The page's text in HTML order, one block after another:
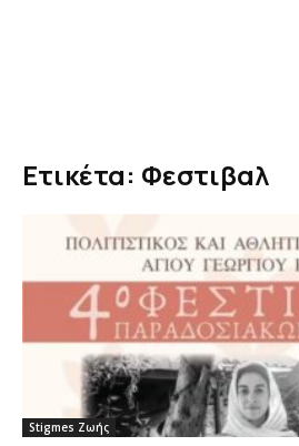
Ετικέτα: Φεστιβαλ
Stigmes Ζωής